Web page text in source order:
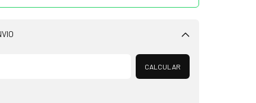
Alterar CEP
CALCULAR